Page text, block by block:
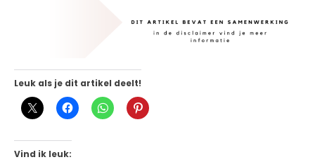
Leuk als je dit artikel deelt!
Vind ik leuk: